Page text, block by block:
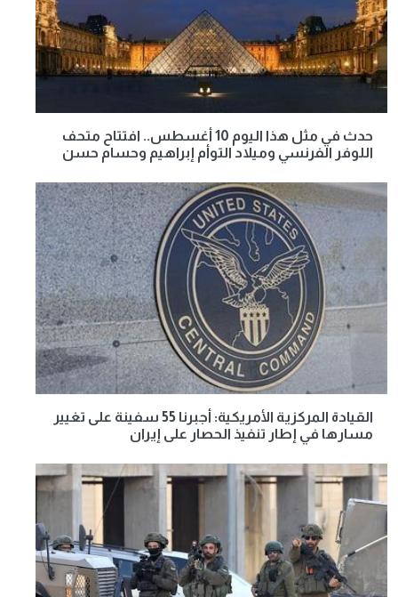
حدث في مثل هذا اليوم 10 أغسطس.. افتتاح متحف
اللوفر الفرنسي وميلاد التوأم إبراهيم وحسام حسن
القيادة المركزية الأمريكية: أجبرنا 55 سفينة على تغيير
مسارها في إطار تنفيذ الحصار على إيران